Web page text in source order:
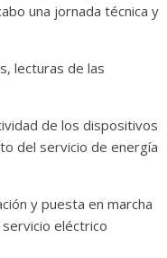
una jornada técnica y
lecturas de las
de los dispositivos
del servicio de energía
y puesta en marcha
eléctrico